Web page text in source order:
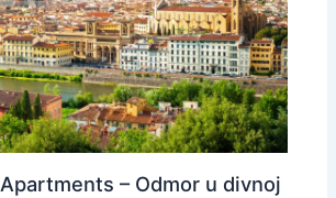
– Odmor u divnoj